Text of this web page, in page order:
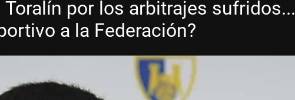
por los arbitrajes sufridos...
a la Federación?